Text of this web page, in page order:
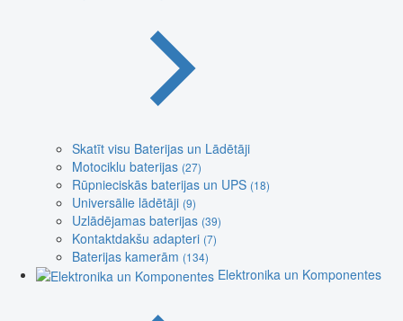
Skatīt visu Baterijas un Lādētāji
Motociklu baterijas (27)
Rūpnieciskās baterijas un UPS (18)
Universālie lādētāji (9)
Uzlādējamas baterijas (39)
Kontaktdakšu adapteri (7)
Baterijas kamerām (134)
Elektronika un Komponentes